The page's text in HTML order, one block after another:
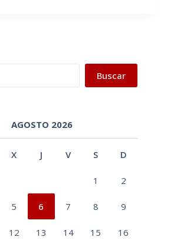
Buscar
AGOSTO 2026
X J V S D
1 2
5 6 7 8 9
12 13 14 15 16